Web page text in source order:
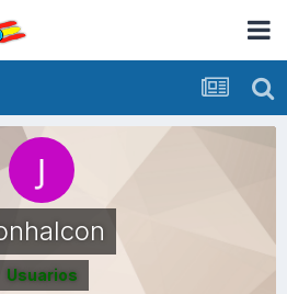
Usuarios